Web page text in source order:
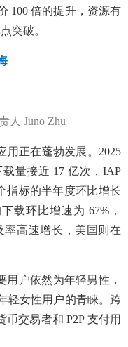
100 倍的提升，资源有
突破。
人 Juno Zhu
用正在蓬勃发展。2025
量接近 17 亿次，IAP
指标的半年度环比增长
载环比增速为 67%，
率高速增长，美国则在
户依然为年轻男性，
轻女性用户的青睐。跨
交易者和 P2P 支付用